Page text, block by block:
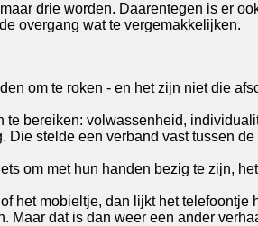
drie worden. Daarentegen is er
overgang wat te vergemakkelijken.
om te roken - en het zijn niet die
te bereiken: volwassenheid,
stelde een verband vast tussen
om met hun handen bezig te zijn,
het mobieltje, dan lijkt het telefoontje
Maar dat is dan weer een ander